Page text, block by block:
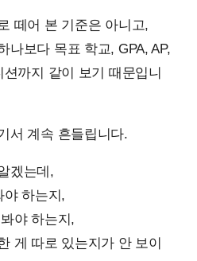
떼어 본 기준은 아니고,
나보다 목표 학교, GPA, AP,
까지 같이 보기 때문입니
서 계속 흔들립니다.
겠는데,
야 하는지,
야 하는지,
게 따로 있는지가 안 보이